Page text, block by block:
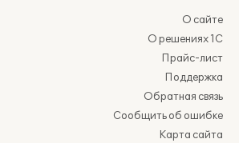
О сайте
О решениях 1С
Прайс-лист
Поддержка
Обратная связь
Сообщить об ошибке
Карта сайта